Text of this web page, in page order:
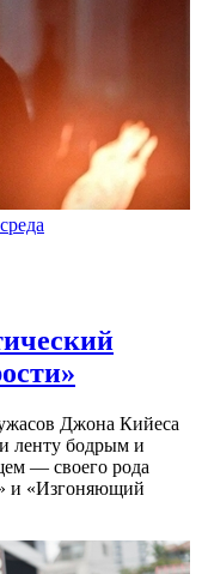
Джона Кийеса
ленту бодрым и
— своего рода
и «Изгоняющий